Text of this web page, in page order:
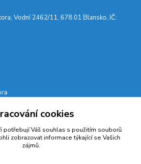
Vodní 2462/11, 678 01 Blansko, IČ:
Pá, 8-17 hod. cookies
potřebují Váš souhlas s použitím souborů
zobrazovat informace týkající se Vašich
zájmů.